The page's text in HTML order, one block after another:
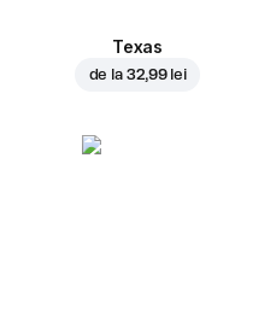
Texas
de la 32,99 lei